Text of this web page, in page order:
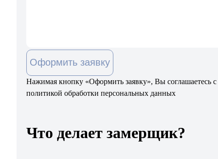
Оформить заявку
Нажимая кнопку «Оформить заявку», Вы соглашаетесь с
политикой обработки персональных данных
Что делает замерщик?